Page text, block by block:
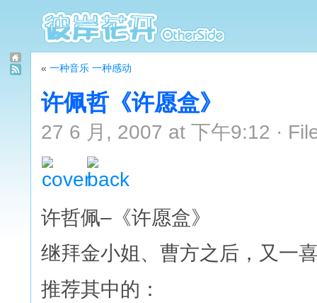
« 一种音乐 一种感动
许佩哲《许愿盒》
27 6 月, 2007 at 下午9:12 ·
许哲佩–《许愿盒》
继拜金小姐、曹方之后，又一
推荐其中的：